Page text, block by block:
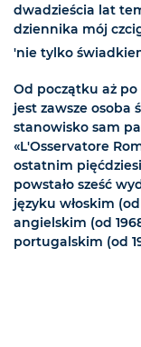
dwadzieścia lat
dziennika mój
'nie tylko
Od początku aż
jest zawsze osoba
stanowisko sam
«L'Osservatore
ostatnim
powstało sześć
języku włoskim
angielskim (od
portugalskim (od